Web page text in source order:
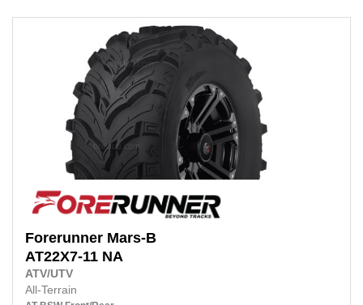
Forerunner Mars-B
AT22X7-11 NA
ATV/UTV
All-Terrain